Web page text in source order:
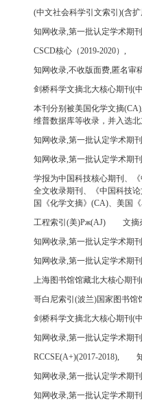
(中文社会科学引文索引)(含
知网收录,第一批认定学术期
CSCD核心（2019-2020）,
知网收录,不收版面费,匿名审
剑桥科学文摘北大核心期刊(
本刊分别被美国化学文摘
维普数据库等收录，并入选
知网收录,第一批认定学术期
知网收录,第一批认定学术期
学报为中国科技核心期刊、
全文收录期刊、《中国科技
国《化学文摘》(CA)、美国
工程索引(美)Pж(AJ)
文摘
知网收录,第一批认定学术期
知网收录,第一批认定学术期
上海图书馆馆藏北大核心期
哥白尼索引(波兰)国家图书馆
剑桥科学文摘北大核心期刊(
知网收录,第一批认定学术期
RCCSE(A+)(2017-2018),
知网收录,第一批认定学术期
知网收录,第一批认定学术期